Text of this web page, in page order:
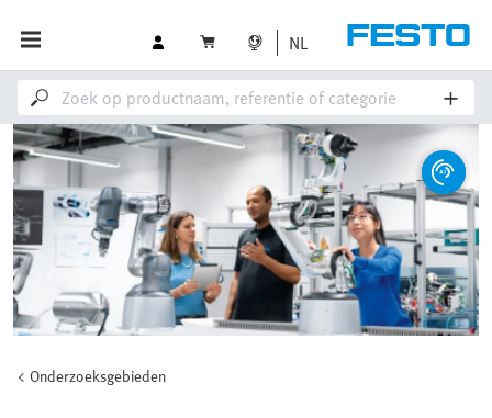
NL
Onderzoeksgebieden